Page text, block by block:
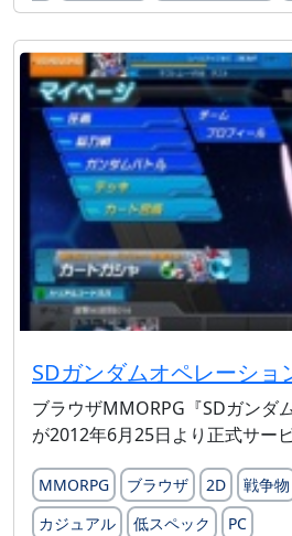
SDガンダムオペレーショ
ブラウザMMORPG『SDガンダ
が2012年6月25日より正式サー
MMORPG ブラウザ 2D 戦争物
カジュアル
低スペック PC